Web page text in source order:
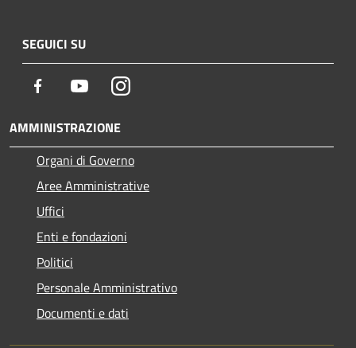
SEGUICI SU
Facebook YoutubeInstagram
AMMINISTRAZIONE
Organi di Governo
Aree Amministrative
Uffici
Enti e fondazioni
Politici
Personale Amministrativo
Documenti e dati